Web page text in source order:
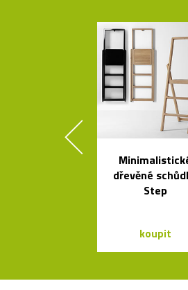
dřevěné
Step
koupit